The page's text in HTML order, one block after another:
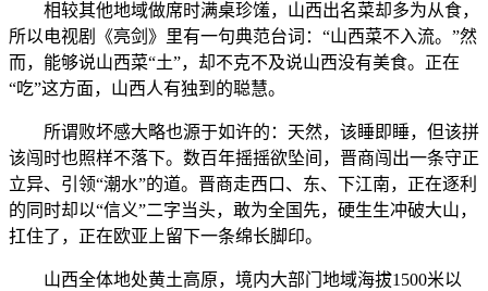
相较其他地域做席时满桌珍馐，山西出名菜却多为从食，
所以电视剧《亮剑》里有一句典范台词：“山西菜不入流。”然
而，能够说山西菜“土”，却不克不及说山西没有美食。正在
“吃”这方面，山西人有独到的聪慧。
所谓败坏感大略也源于如许的：天然，该睡即睡，但该拼
该闯时也照样不落下。数百年摇摇欲坠间，晋商闯出一条守正
立异、引领“潮水”的道。晋商走西口、东、下江南，正在逐利
的同时却以“信义”二字当头，敢为全国先，硬生生冲破大山，
扛住了，正在欧亚上留下一条绵长脚印。
山西全体地处黄土高原，境内大部门地域海拔1500米以